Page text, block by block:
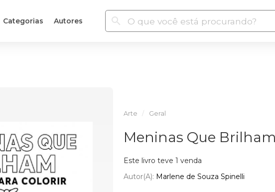
Categorias Autores
Arte Geral
Meninas Que Brilham
Este livro teve 1 venda
Autor(a): Marlene de Souza Spinelli